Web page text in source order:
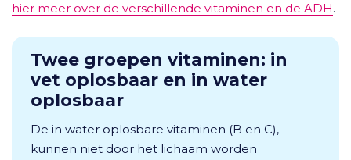
hier meer over de verschillende vitaminen en de ADH.
Twee groepen vitaminen: in
vet oplosbaar en in water
oplosbaar
De in water oplosbare vitaminen (B en C),
kunnen niet door het lichaam worden